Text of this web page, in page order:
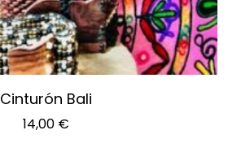
Cinturón Bali
14,00 €